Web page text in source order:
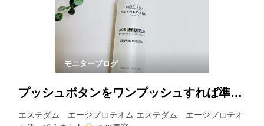
モニターブログ
プッシュボタンをワンプッシュすれば準備Ok！良い香りに包まれながら柔らかいテクスチャーを楽しめます。
エステダム エージプロテオム エステダム エージプロテオ